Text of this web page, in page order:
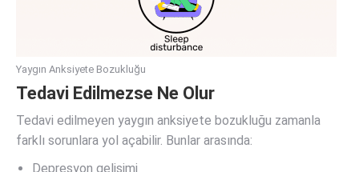
Yaygın Anksiyete Bozukluğu
Tedavi Edilmezse Ne Olur
Tedavi edilmeyen yaygın anksiyete bozukluğu zamanla
farklı sorunlara yol açabilir. Bunlar arasında:
Depresyon gelişimi